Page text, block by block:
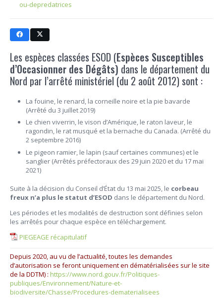
ou-depredatrices
Les espèces classées ESOD (Espèces Susceptibles
d’Occasionner des Dégâts) dans le département du
Nord par l’arrêté ministériel (du 2 août 2012) sont :
La fouine, le renard, la corneille noire et la pie bavarde
(Arrêté du 3 juillet 2019)
Le chien viverrin, le vison d’Amérique, le raton laveur, le
ragondin, le rat musqué et la bernache du Canada. (Arrêté du
2 septembre 2016)
Le pigeon ramier, le lapin (sauf certaines communes) et le
sanglier (Arrêtés préfectoraux des 29 juin 2020 et du 17 mai
2021)
Suite à la décision du Conseil d’État du 13 mai 2025, le corbeau
freux n’a plus le statut d’ESOD dans le département du Nord.
Les périodes et les modalités de destruction sont définies selon
les arrêtés pour chaque espèce en téléchargement.
PIEGEAGE récapitulatif
Depuis 2020, au vu de l’actualité, toutes les demandes
d’autorisation se feront uniquement en dématérialisées sur le site
de la DDTM) : https://www.nord.gouv.fr/Politiques-
publiques/Environnement/Nature-et-
biodiversite/Chasse/Procedures-dematerialisees